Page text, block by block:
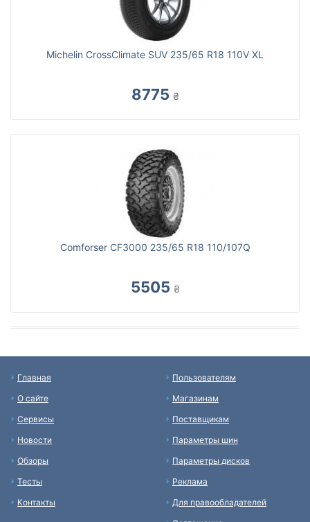
Michelin CrossClimate SUV 235/65 R18 110V XL
8775 ₴
Comforser CF3000 235/65 R18 110/107Q
5505 ₴
Главная
О сайте
Сервисы
Новости
Обзоры
Тесты
Контакты
Пользователям
Магазинам
Поставщикам
Параметры шин
Параметры дисков
Реклама
Для правообладателей